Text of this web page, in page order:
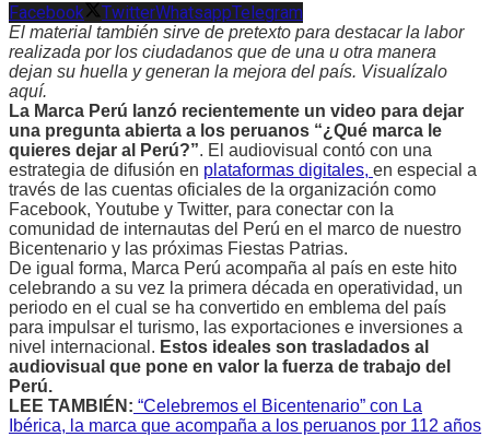
Facebook TwitterWhatsappTelegram
El material también sirve de pretexto para destacar la labor
realizada por los ciudadanos que de una u otra manera
dejan su huella y generan la mejora del país. Visualízalo
aquí.
La Marca Perú lanzó recientemente un video para dejar
una pregunta abierta a los peruanos “¿Qué marca le
quieres dejar al Perú?”. El audiovisual contó con una
estrategia de difusión en plataformas digitales, en especial a
través de las cuentas oficiales de la organización como
Facebook, Youtube y Twitter, para conectar con la
comunidad de internautas del Perú en el marco de nuestro
Bicentenario y las próximas Fiestas Patrias.
De igual forma, Marca Perú acompaña al país en este hito
celebrando a su vez la primera década en operatividad, un
periodo en el cual se ha convertido en emblema del país
para impulsar el turismo, las exportaciones e inversiones a
nivel internacional. Estos ideales son trasladados al
audiovisual que pone en valor la fuerza de trabajo del
Perú.
LEE TAMBIÉN: “Celebremos el Bicentenario” con La
Ibérica, la marca que acompaña a los peruanos por 112 años